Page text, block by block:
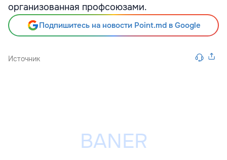
организованная профсоюзами.
Подпишитесь на новости Point.md в Google
Источник